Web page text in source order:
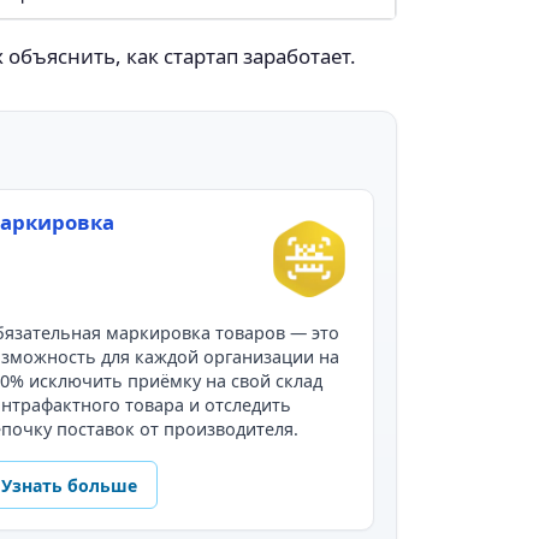
как стартап заработает.
маркировка товаров — это
для каждой организации на
исключить приёмку на свой склад
товара и отследить
поставок от производителя.
Узнать больше